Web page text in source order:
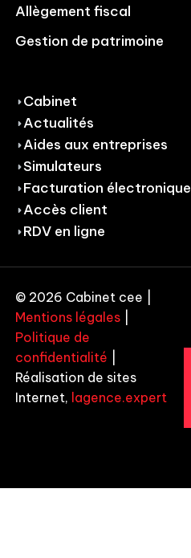
Allègement fiscal
Gestion de patrimoine
Cabinet
Actualités
Aides aux entreprises
Simulateurs
Facturation électronique
Accès client
RDV en ligne
© 2026 Cabinet cee |
Mentions légales
Politique de
confidentialité
Réalisation de sites
Internet, lagence.expert